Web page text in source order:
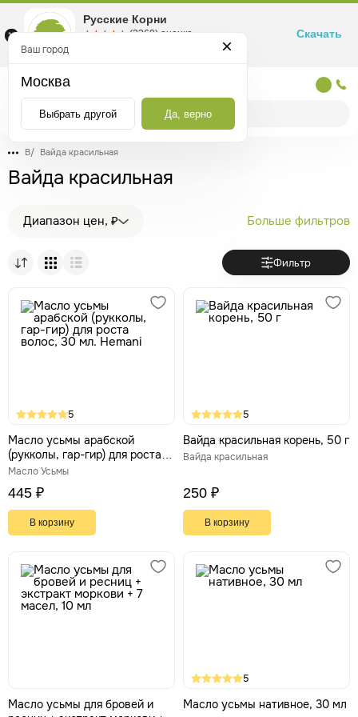
В/ Вайда красильная
Вайда красильная
Диапазон цен, ₽ Больше фильтров
Фильтр
5
Масло усьмы арабской
(рукколы, гар-гир) для роста
волос, 30 мл. Hemani
Масло Усьмы
445 ₽
В корзину
5
Вайда красильная корень, 50 г
Вайда красильная
250 ₽
В корзину
Масло усьмы для бровей и
5
Масло усьмы нативное, 30 мл
Ваш город
Москва
Выбрать другой Да, верно
Русские Корни
☆☆☆☆☆
★★★★★ (2360) оценка
Маркетплейс товаров для здоровья
Скачать